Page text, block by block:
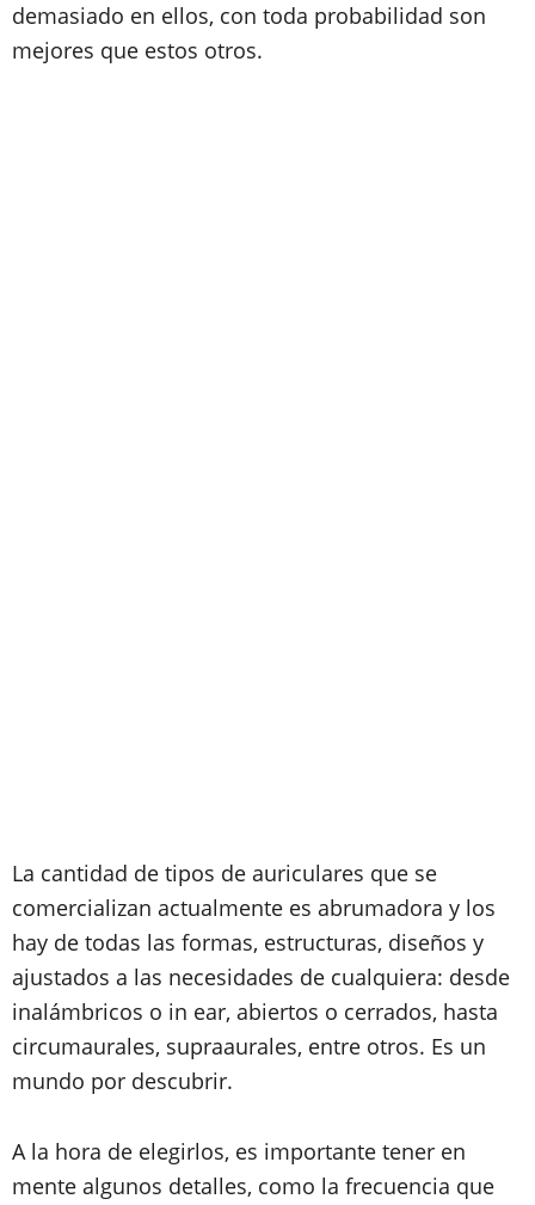
demasiado en ellos, con toda probabilidad son
mejores que estos otros.
La cantidad de tipos de auriculares que se
comercializan actualmente es abrumadora y los
hay de todas las formas, estructuras, diseños y
ajustados a las necesidades de cualquiera: desde
inalámbricos o in ear, abiertos o cerrados, hasta
circumaurales, supraaurales, entre otros. Es un
mundo por descubrir.
A la hora de elegirlos, es importante tener en
mente algunos detalles, como la frecuencia que